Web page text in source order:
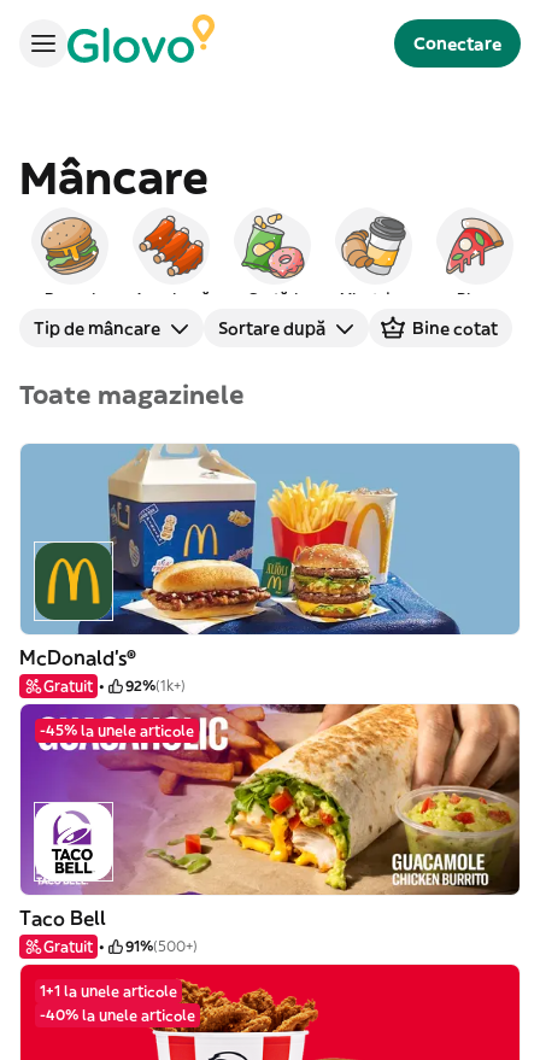
Conectare
Mâncare
Burgeri Americană Gustări Mic dejun Pizza
Tip de mâncare Sortare după Bine cotat
Toate magazinele
McDonald's®
Gratuit 92%(1k+)
-45% la unele articole
Taco Bell
Gratuit 91%(500+)
1+1 la unele articole
-40% la unele articole